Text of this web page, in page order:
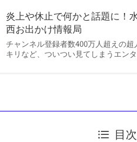
炎上や休止で何かと話題に！
西お出かけ情報局
チャンネル登録者数400万人超えの
キリなど、ついつい見てしまうエン
目次